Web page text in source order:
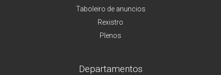
Taboleiro de anuncios
Rexistro
Plenos
Departamentos